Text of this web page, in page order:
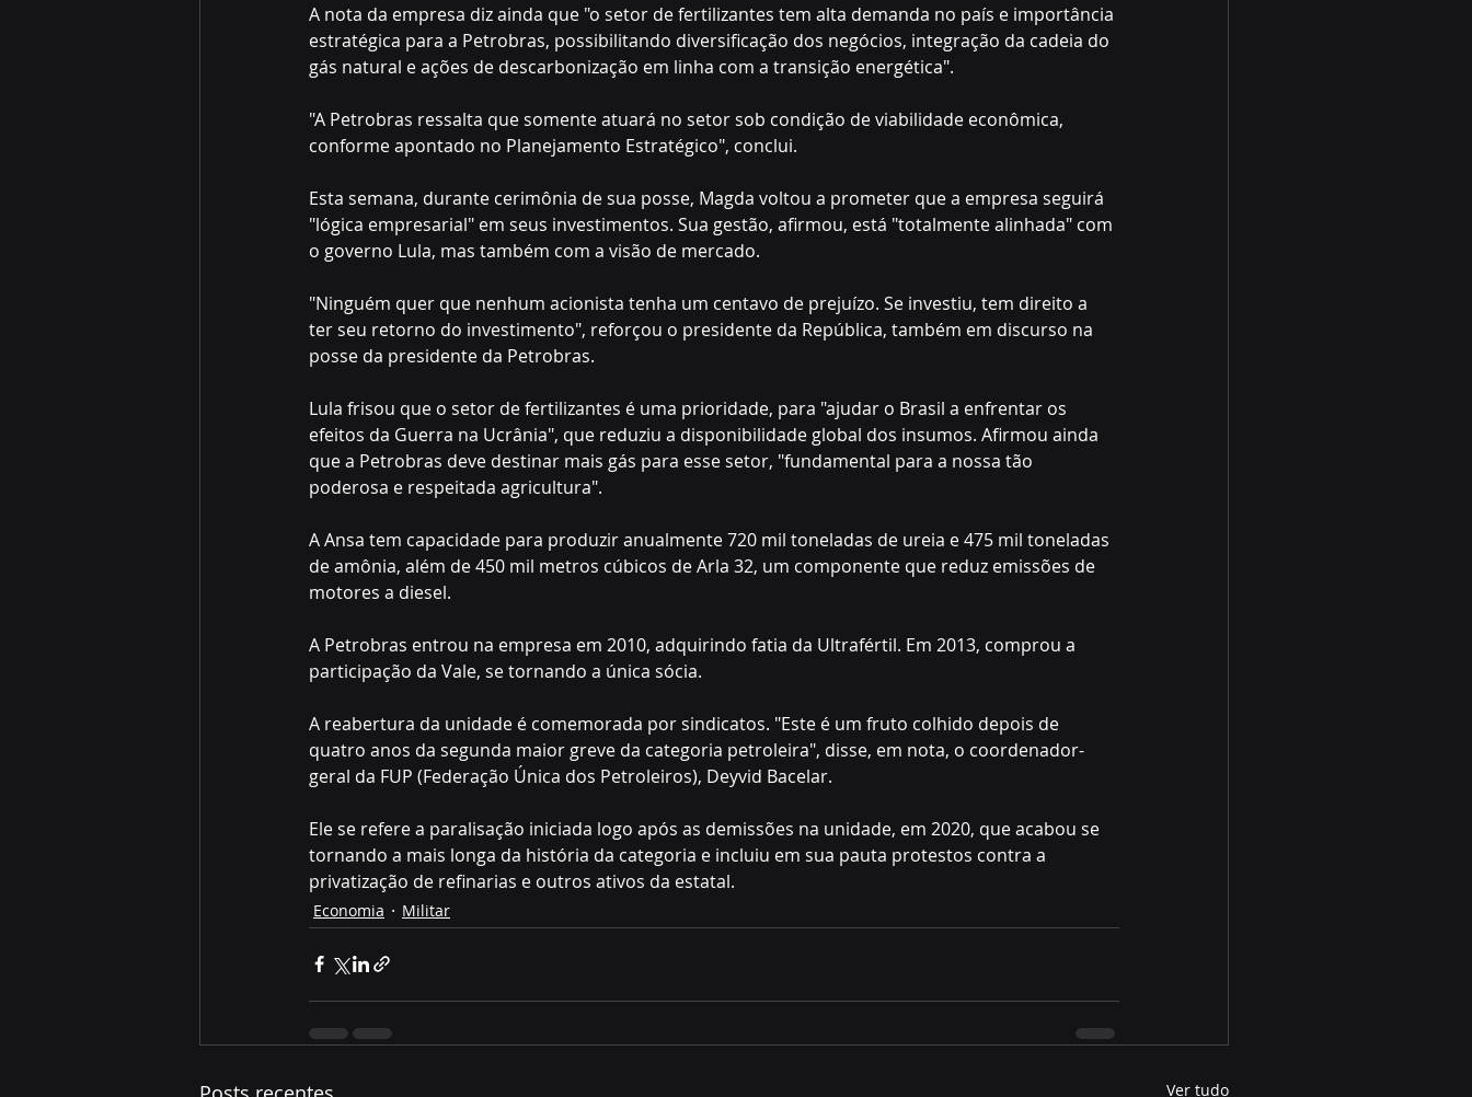
A nota da empresa diz ainda que "o setor de fertilizantes tem alta demanda no país e importância
estratégica para a Petrobras, possibilitando diversificação dos negócios, integração da cadeia do
gás natural e ações de descarbonização em linha com a transição energética".
"A Petrobras ressalta que somente atuará no setor sob condição de viabilidade econômica,
conforme apontado no Planejamento Estratégico", conclui.
Esta semana, durante cerimônia de sua posse, Magda voltou a prometer que a empresa seguirá
"lógica empresarial" em seus investimentos. Sua gestão, afirmou, está "totalmente alinhada" com
o governo Lula, mas também com a visão de mercado.
"Ninguém quer que nenhum acionista tenha um centavo de prejuízo. Se investiu, tem direito a
ter seu retorno do investimento", reforçou o presidente da República, também em discurso na
posse da presidente da Petrobras.
Lula frisou que o setor de fertilizantes é uma prioridade, para "ajudar o Brasil a enfrentar os
efeitos da Guerra na Ucrânia", que reduziu a disponibilidade global dos insumos. Afirmou ainda
que a Petrobras deve destinar mais gás para esse setor, "fundamental para a nossa tão
poderosa e respeitada agricultura".
A Ansa tem capacidade para produzir anualmente 720 mil toneladas de ureia e 475 mil toneladas
de amônia, além de 450 mil metros cúbicos de Arla 32, um componente que reduz emissões de
motores a diesel.
A Petrobras entrou na empresa em 2010, adquirindo fatia da Ultrafértil. Em 2013, comprou a
participação da Vale, se tornando a única sócia.
A reabertura da unidade é comemorada por sindicatos. "Este é um fruto colhido depois de
quatro anos da segunda maior greve da categoria petroleira", disse, em nota, o coordenador-
geral da FUP (Federação Única dos Petroleiros), Deyvid Bacelar.
Ele se refere a paralisação iniciada logo após as demissões na unidade, em 2020, que acabou se
tornando a mais longa da história da categoria e incluiu em sua pauta protestos contra a
privatização de refinarias e outros ativos da estatal.
Economia Militar
Ver tudo